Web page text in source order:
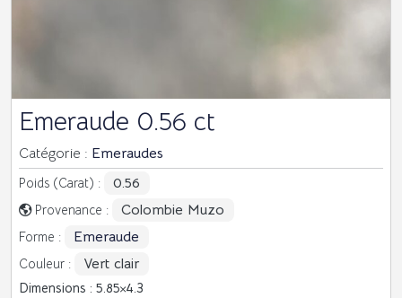
Emeraude 0.56 ct
Catégorie : Emeraudes
Poids (Carat) : 0.56
Provenance : Colombie Muzo
Forme : Emeraude
Couleur : Vert clair
Dimensions : 5.85 4.3